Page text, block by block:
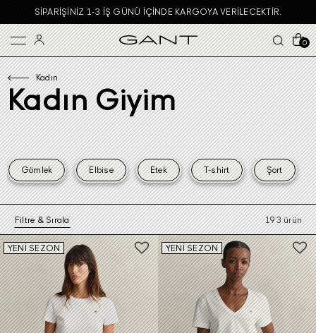
GARANTI BBVA KARTLARINDA VADE FARKSIZ 4 TAKSIT!
0
Kadın
Kadın Giyim
Gömlek Elbise Etek T-shirt Şort
Filtre & Sırala 193 ürün
YENİ SEZON YENİ SEZON